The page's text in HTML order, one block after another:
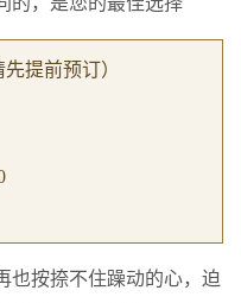
先提前预订）
也按捺不住躁动的心，迫